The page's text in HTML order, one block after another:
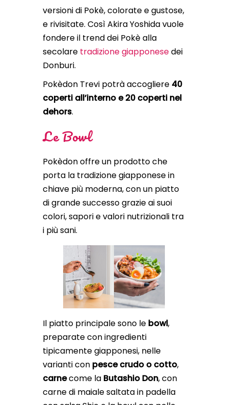
versioni di Pokè, colorate e gustose,
e rivisitate. Così Akira Yoshida vuole
fondere il trend dei Pokè alla
secolare tradizione giapponesedei
Donburi.
Pokèdon Trevi potrà accogliere 40
coperti all’interno e 20 coperti nel
dehors.
Le Bowl
Pokèdon offre un prodotto che
porta la tradizione giapponese in
chiave più moderna, con un piatto
di grande successo grazie ai suoi
colori, sapori e valori nutrizionali tra
i più sani.
Il piatto principale sono le bowl,
preparate con ingredienti
tipicamente giapponesi, nelle
varianti con pesce crudo o cotto,
carnecome la Butashio Don, con
carne di maiale saltata in padella